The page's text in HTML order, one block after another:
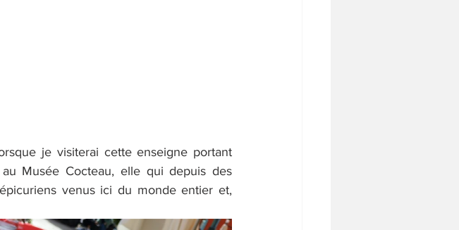
je visiterai cette enseigne portant
Musée Cocteau, elle qui depuis des
venus ici du monde entier et,